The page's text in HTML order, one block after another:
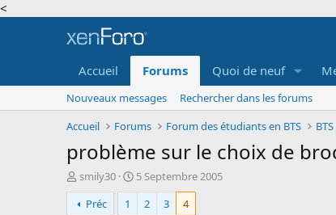
<
Accueil Forums Quoi de neuf
Nouveaux messages
Rechercher dans les forums
Accueil
Forums Forum des étudiants en BTS
problème sur le choix de
A
u
t
smily30
D
a
5 Septembre 2005
Préc
1 2 3 4